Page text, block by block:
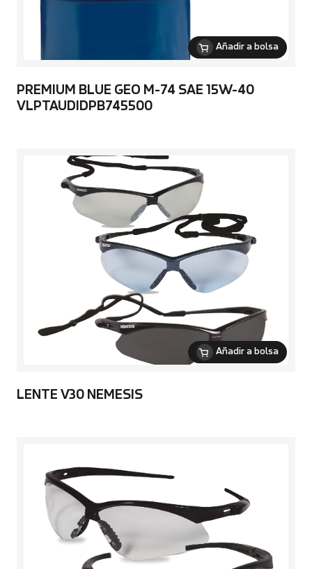
Añadir a bolsa
PREMIUM BLUE GEO M-74 SAE 15W-40
VLPTAUDIDPB745500
Añadir a bolsa
LENTE V30 NEMESIS